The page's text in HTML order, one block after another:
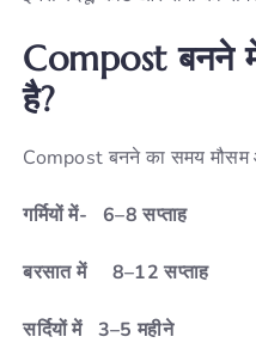
Compost बनने
है?
Compost बनने का समय मौसम
गर्मियों में- 6–8 सप्ताह
बरसात में 8–12 सप्ताह
सर्दियों में 3–5 महीने